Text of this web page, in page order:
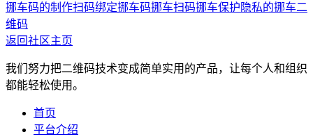
挪车码的制作扫码绑定挪车码挪车扫码挪车保护隐私的挪车二
维码
返回社区主页
我们努力把二维码技术变成简单实用的产品，让每个人和组织
都能轻松使用。
首页
平台介绍